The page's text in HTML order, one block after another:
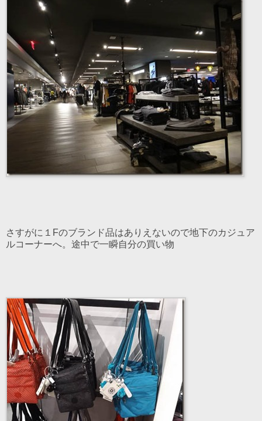
さすがに１Fのブランド品はありえないので地下のカジュア
ルコーナーへ。途中で一瞬自分の買い物